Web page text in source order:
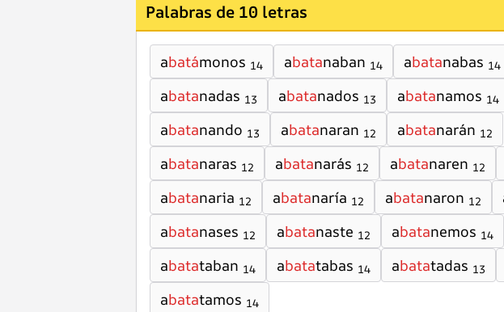
Palabras de 10 letras
abatámonos 14 abatanaban 14 abatanabas 14
abatanadas 13 abatanados 13 abatanamos 14
abatanando 13 abatanaran 12 abatanarán 12
abatanaras 12 abatanarás 12 abatanaren 12
abatanaria 12 abatanaría 12 abatanaron 12
abatanases 12 abatanaste 12 abatanemos 14
abatataban 14 abatatabas 14 abatatadas 13
abatatamos 14